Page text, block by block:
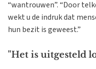
“wantrouwen”. “Door
wekt u de indruk dat
hun bezit is geweest.”
"Het is uitgesteld